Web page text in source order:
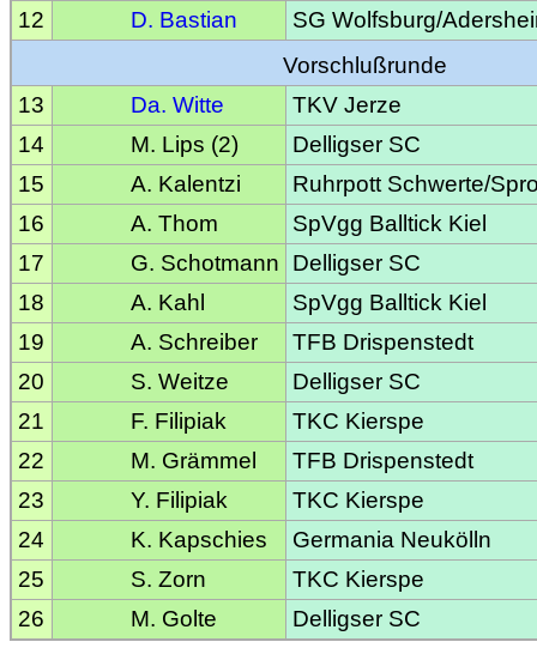
12
D. Bastian
SG Wolfsburg/
Vorschlußrunde
13
Da. Witte
TKV Jerze
14
M. Lips (2)
Delligser SC
15
A. Kalentzi
Ruhrpott Schwerte/
16
A. Thom
SpVgg Balltick Kiel
17
G. Schotmann
Delligser SC
18
A. Kahl
SpVgg Balltick Kiel
19
A. Schreiber
TFB Drispenstedt
20
S. Weitze
Delligser SC
21
F. Filipiak
TKC Kierspe
22
M. Grämmel
TFB Drispenstedt
23
Y. Filipiak
TKC Kierspe
24
K. Kapschies
Germania Neukölln
25
S. Zorn
TKC Kierspe
26
M. Golte Delligser SC